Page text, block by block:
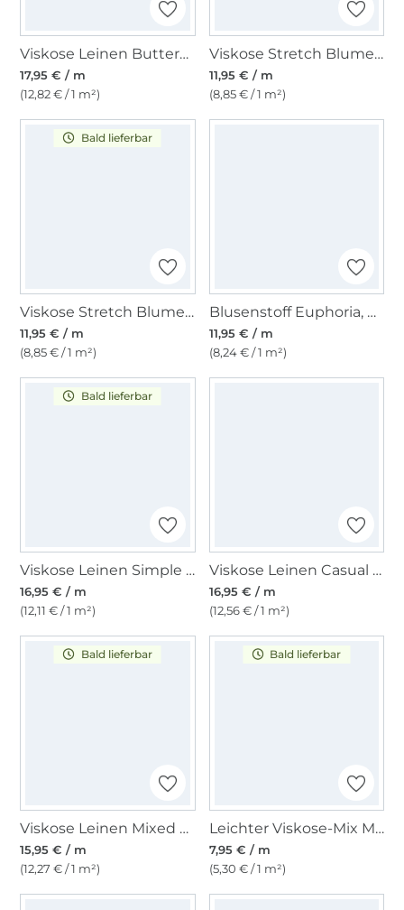
Viskose Leinen Butterfly Garden, beige
17,95 € / m
(12,82 € / 1 m²)
Viskose Stretch Blumen, rostbraun
11,95 € / m
(8,85 € / 1 m²)
Bald lieferbar
Viskose Stretch Blumen, marine
11,95 € / m
(8,85 € / 1 m²)
Blusenstoff Euphoria, wollweiß
11,95 € / m
(8,24 € / 1 m²)
Bald lieferbar
Viskose Leinen Simple Stripes, blau
16,95 € / m
(12,11 € / 1 m²)
Viskose Leinen Casual Stripes, beige
16,95 € / m
(12,56 € / 1 m²)
Bald lieferbar
Viskose Leinen Mixed Stripes, grün
15,95 € / m
(12,27 € / 1 m²)
Bald lieferbar
Leichter Viskose-Mix Melange, grau
7,95 € / m
(5,30 € / 1 m²)